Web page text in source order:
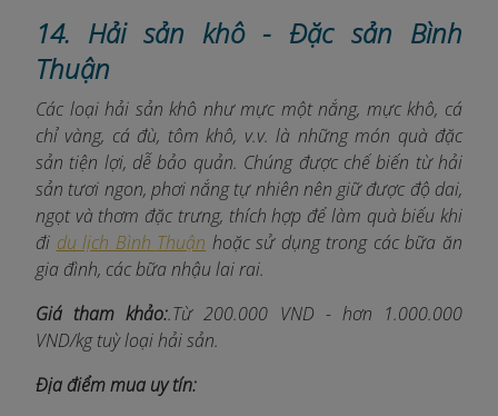
14. Hải sản khô - Đặc sản Bình
Thuận
Các loại hải sản khô như mực một nắng, mực khô, cá
chỉ vàng, cá đù, tôm khô, v.v. là những món quà đặc
sản tiện lợi, dễ bảo quản. Chúng được chế biến từ hải
sản tươi ngon, phơi nắng tự nhiên nên giữ được độ dai,
ngọt và thơm đặc trưng, thích hợp để làm quà biếu khi
đi du lịch Bình Thuận hoặc sử dụng trong các bữa ăn
gia đình, các bữa nhậu lai rai.
Giá tham khảo:.Từ 200.000 VND - hơn 1.000.000
VND/kg tuỳ loại hải sản.
Địa điểm mua uy tín: